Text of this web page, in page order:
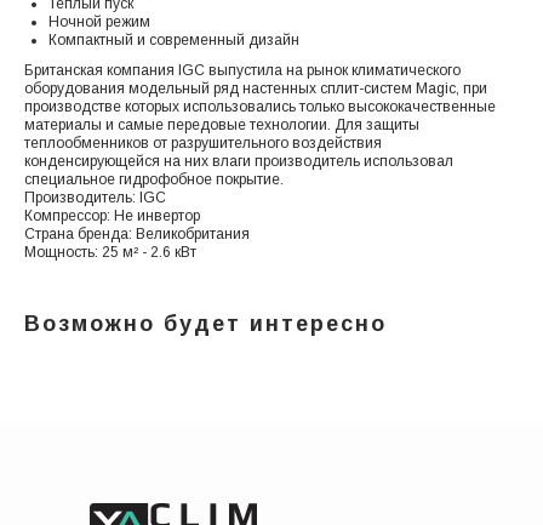
Теплый пуск
Ночной режим
Компактный и современный дизайн
Британская компания IGC выпустила на рынок климатического
оборудования модельный ряд настенных сплит-систем Magic, при
производстве которых использовались только высококачественные
материалы и самые передовые технологии. Для защиты
теплообменников от разрушительного воздействия
конденсирующейся на них влаги производитель использовал
специальное гидрофобное покрытие.
Производитель: IGC
Компрессор: Не инвертор
Страна бренда: Великобритания
Мощность: 25 м² - 2.6 кВт
Возможно будет интересно